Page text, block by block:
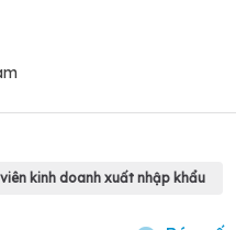
kinh doanh xuất nhập khẩu